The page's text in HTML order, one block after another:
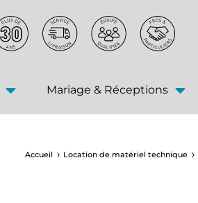
Mariage & Réceptions
Accueil Location de matériel technique